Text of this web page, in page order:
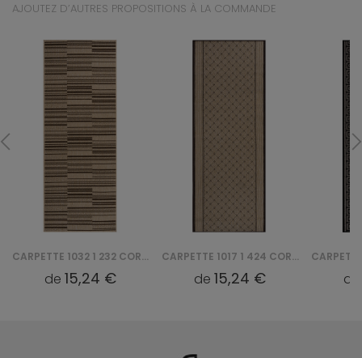
AJOUTEZ D’AUTRES PROPOSITIONS À LA COMMANDE
CARPETTE 1032 1 232 CORDA CHODNIK
de15,24 €
CARPETTE 1017 1 424 CORDA CHODNIK
de15,24 €